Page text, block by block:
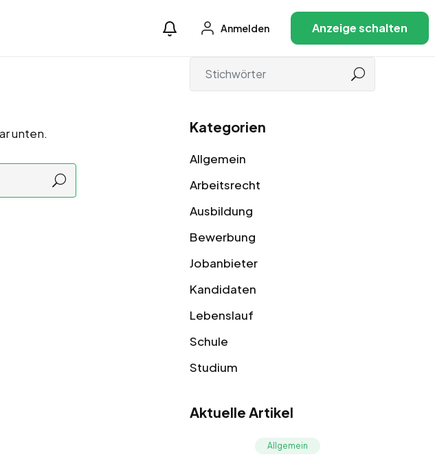
Anmelden Anzeige schalten
unten. Kategorien
Allgemein
Arbeitsrecht
Ausbildung
Bewerbung
Jobanbieter
Kandidaten
Lebenslauf
Schule
Studium
Aktuelle Artikel
Allgemein